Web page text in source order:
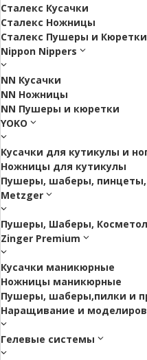
Сталекс Кусачки
Сталекс Ножницы
Сталекс Пушеры и Кюретки
Nippon Nippers
NN Кусачки
NN Ножницы
NN Пушеры и кюретки
YOKO
Кусачки для кутикулы и
Ножницы для кутикулы
Пушеры, шаберы, пинцеты,
Metzger
Пушеры, Шаберы,
Zinger Premium
Кусачки маникюрные
Ножницы маникюрные
Пушеры, шаберы,пилки и
Наращивание и
Гелевые системы